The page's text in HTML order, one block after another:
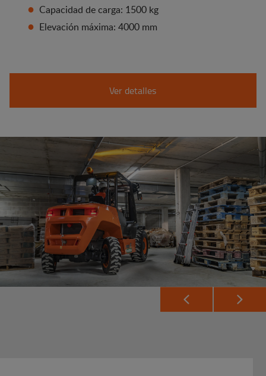
Capacidad de carga: 1500 kg
Elevación máxima: 4000 mm
Ver detalles